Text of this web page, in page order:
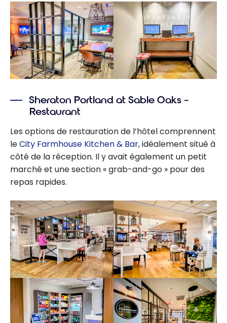
Sheraton Portland at Sable Oaks –
Restaurant
Les options de restauration de l’hôtel comprennent
leCity Farmhouse Kitchen & Bar, idéalement situé à
côté de la réception. Il y avait également un petit
marché et une section « grab-and-go » pour des
repas rapides.